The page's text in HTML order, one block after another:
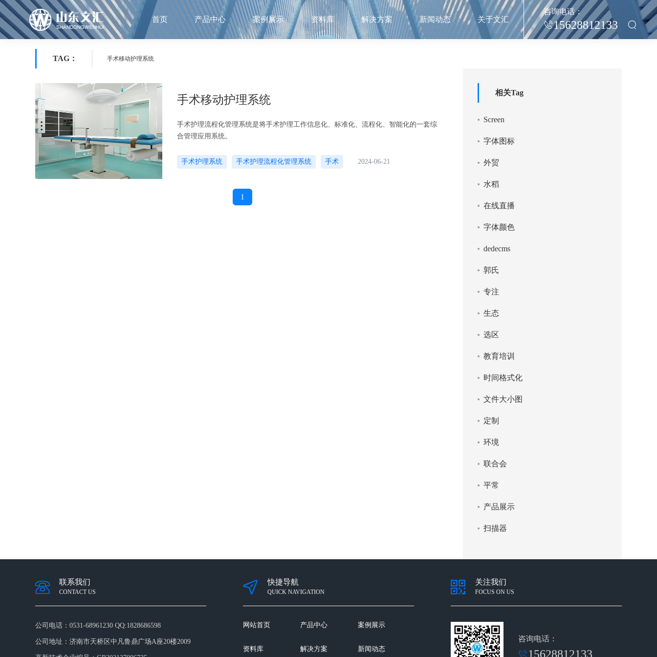
首页 产品中心 案例展示 资料库 解决方案 新闻动态 关于文汇
咨询电话：
15628812133
TAG： 手术移动护理系统
手术移动护理系统
手术护理流程化管理系统是将手术护理工作信息化、标准化、流程化、智能化的一套综
合管理应用系统。
手术护理系统 手术护理流程化管理系统 手术 2024-06-21
1
相关Tag
Screen
字体图标
外贸
水稻
在线直播
字体颜色
dedecms
郭氏
专注
生态
选区
教育培训
时间格式化
文件大小图
定制
环境
联合会
平常
产品展示
扫描器
联系我们
CONTACT US
公司电话： 0531-68961230 QQ:1828686598
公司地址： 济南市天桥区中凡鲁鼎广场A座20楼2009
快捷导航
QUICK NAVIGATION
网站首页 产品中心 案例展示
资料库 解决方案 新闻动态
关注我们
FOCUS ON US
咨询电话：
15628812133